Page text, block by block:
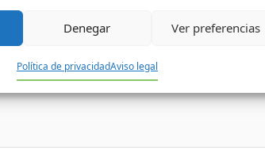
Denegar Ver preferencias
Política de privacidadAviso legal